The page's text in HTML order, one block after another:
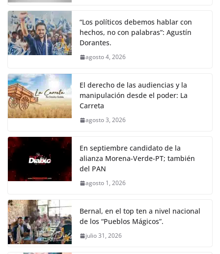
“Los políticos debemos hablar con
hechos, no con palabras”: Agustín
Dorantes.
agosto 4, 2026
El derecho de las audiencias y la
manipulación desde el poder: La
Carreta
agosto 3, 2026
En septiembre candidato de la
alianza Morena-Verde-PT; también
del PAN
agosto 1, 2026
Bernal, en el top ten a nivel nacional
de los “Pueblos Mágicos”.
julio 31, 2026